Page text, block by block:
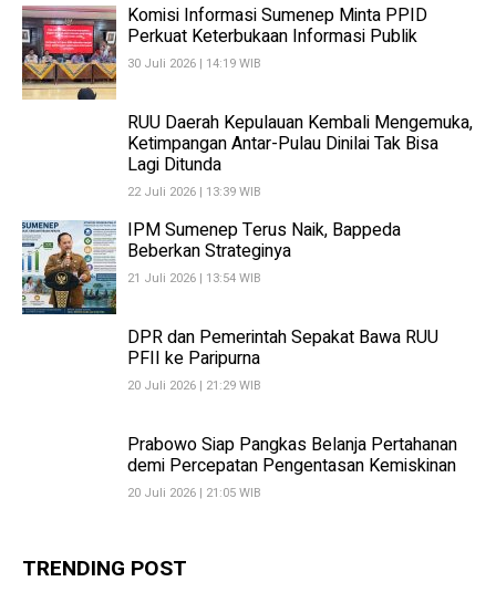
Komisi Informasi Sumenep Minta PPID
Perkuat Keterbukaan Informasi Publik
30 Juli 2026 | 14:19 WIB
RUU Daerah Kepulauan Kembali Mengemuka,
Ketimpangan Antar-Pulau Dinilai Tak Bisa
Lagi Ditunda
22 Juli 2026 | 13:39 WIB
IPM Sumenep Terus Naik, Bappeda
Beberkan Strateginya
21 Juli 2026 | 13:54 WIB
DPR dan Pemerintah Sepakat Bawa RUU
PFII ke Paripurna
20 Juli 2026 | 21:29 WIB
Prabowo Siap Pangkas Belanja Pertahanan
demi Percepatan Pengentasan Kemiskinan
20 Juli 2026 | 21:05 WIB
TRENDING POST